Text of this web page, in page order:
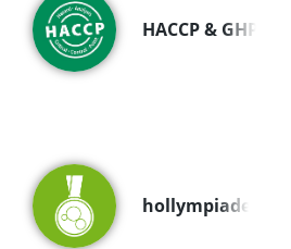
HACCP & GHP
hollympiade